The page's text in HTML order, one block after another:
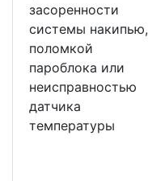
засоренности
системы накипью,
поломкой
пароблока или
неисправностью
датчика
температуры